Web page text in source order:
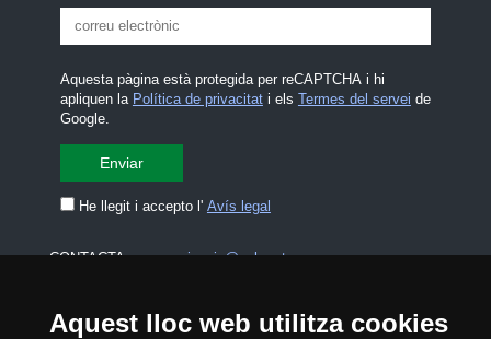
Aquest lloc web utilitza cookies
Aquesta pàgina està protegida per reCAPTCHA i hi
apliquen la Política de privacitati els Termes del servei de
Google.
He llegit i accepto l' Avís legal
CONTACTApremsa.ciencia@uab.cat